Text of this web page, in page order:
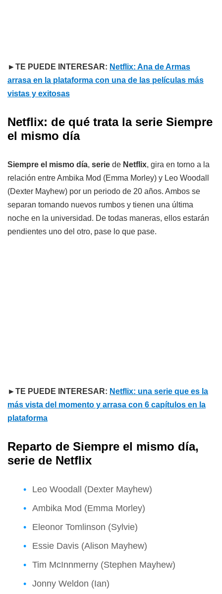
►TE PUEDE INTERESAR: Netflix: Ana de Armas
arrasa en la plataforma con una de las películas más
vistas y exitosas
Netflix: de qué trata la serie Siempre
el mismo día
Siempre el mismo día, serie de Netflix, gira en torno a la
relación entre Ambika Mod (Emma Morley) y Leo Woodall
(Dexter Mayhew) por un periodo de 20 años. Ambos se
separan tomando nuevos rumbos y tienen una última
noche en la universidad. De todas maneras, ellos estarán
pendientes uno del otro, pase lo que pase.
►TE PUEDE INTERESAR: Netflix: una serie que es la
más vista del momento y arrasa con 6 capítulos en la
plataforma
Reparto de Siempre el mismo día,
serie de Netflix
Leo Woodall (Dexter Mayhew)
Ambika Mod (Emma Morley)
Eleonor Tomlinson (Sylvie)
Essie Davis (Alison Mayhew)
Tim McInnmerny (Stephen Mayhew)
Jonny Weldon (Ian)